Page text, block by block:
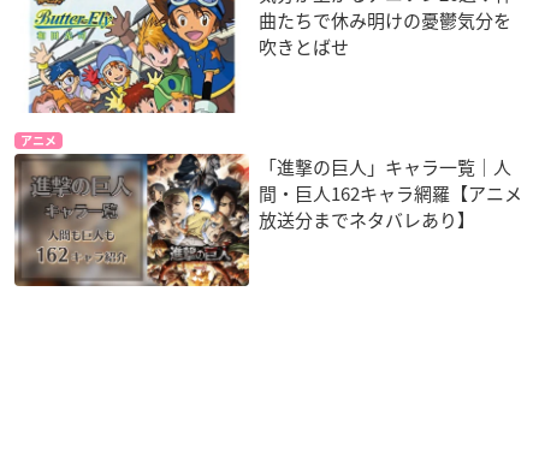
曲たちで休み明けの憂鬱気分を
吹きとばせ
アニメ
「進撃の巨人」キャラ一覧｜人
間・巨人162キャラ網羅【アニメ
放送分までネタバレあり】